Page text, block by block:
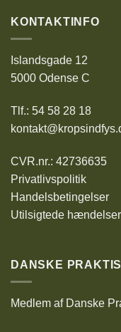
KONTAKTINFO
Islandsgade 12
5000 Odense C
Tlf.: 54 58 28 18
CVR.nr.: 42736635
Privatlivspolitik
Handelsbetingelser
Utilsigtede
DANSKE
Medlem af Danske